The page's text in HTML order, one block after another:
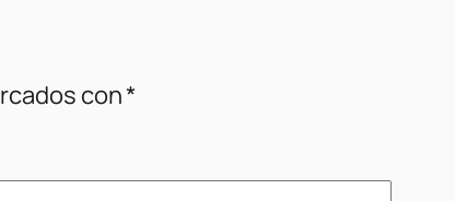
con*